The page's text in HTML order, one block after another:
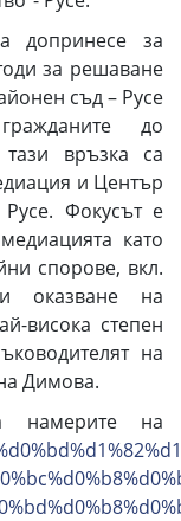
допринесе за
за решаване
съд – Русе
до
връзка са
и Център
Фокусът е
като
спорове, вкл.
оказване на
висока степен
на
Димова.
намерите на